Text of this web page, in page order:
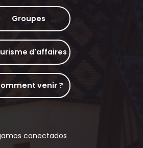
Groupes
d'affaires
venir ?
conectados